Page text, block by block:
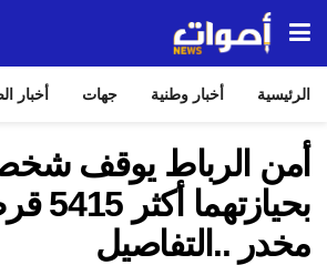
الرئيسية أخبار وطنية جهات أخبار
أمن الرباط يوقف
مخدر ..التفاصيل